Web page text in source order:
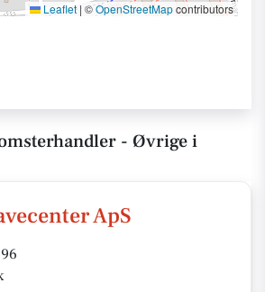
Leaflet |©OpenStreetMapcontributors
- Øvrige i
ApS